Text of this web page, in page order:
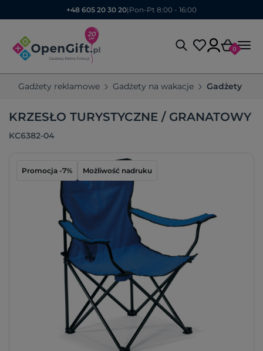
+48 605 20 30 20| Pon-Pt 8:00 - 16:00
0
Gadżety reklamowe Gadżety na wakacje Gadżety na
KRZESŁO TURYSTYCZNE / GRANATOWY
KC6382-04
Promocja -7% Możliwość nadruku